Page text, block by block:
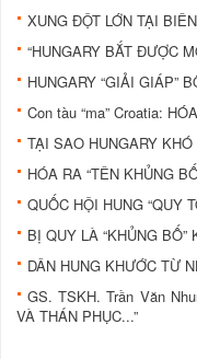
XUNG ĐỘT LỚN TẠI
“HUNGARY BẮT ĐƯỢC
HUNGARY “GIẢI GIÁP”
Con tàu “ma” Croatia:
TẠI SAO HUNGARY
HÓA RA “TÊN KHỦNG
QUỐC HỘI HUNG “QUY
BỊ QUY LÀ “KHỦNG BỐ”
DÂN HUNG KHƯỚC TỪ
GS. TSKH. Trần Văn
VÀ THÁN PHỤC...”